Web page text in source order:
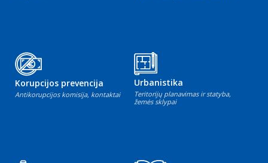
Korupcijos prevencija
Antikorupcijos komisija, kontaktai
Urbanistika
Teritorijų planavimas ir statyba,
žemės sklypai